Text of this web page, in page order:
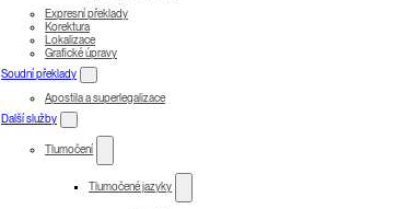
Expresní překlady
Korektura
Lokalizace
Grafické úpravy
Soudní překlady
Apostila a superlegalizace
Další služby
Tlumočení
Tlumočené jazyky